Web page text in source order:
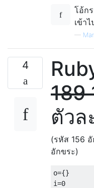
โอ้ก
เข้า
—
4
189
ตัวล
(รหัส 156
อักขระ)
o={}
i=0